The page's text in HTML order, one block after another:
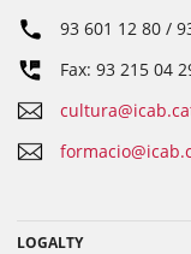
93 601 12 80 /
Fax: 93 215 04
LOGALTY